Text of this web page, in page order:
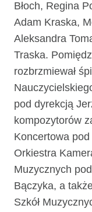
Błoch, Regina
Adam Kraska,
Aleksandra
Traska.
rozbrzmiewał
pod dyrekcją
kompozytorów
Koncertowa
Orkiestra
Muzycznych
Bączyka, a
Szkół